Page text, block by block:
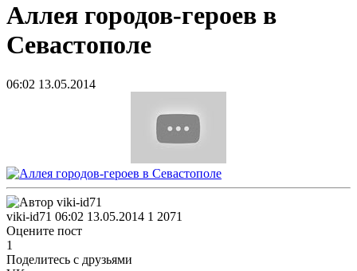
Аллея городов-героев в
Севастополе
06:02 13.05.2014
viki-id71 06:02 13.05.2014 1 2071
Оцените пост
1
Поделитесь с друзьями